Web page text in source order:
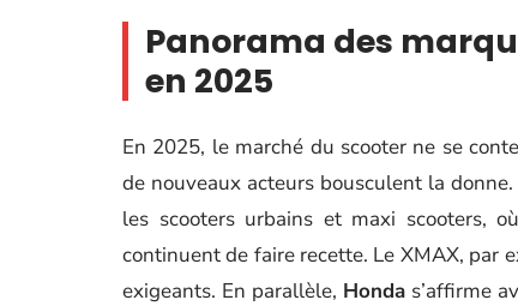
Panorama des
en 2025
En 2025, le marché du scooter ne se
de nouveaux acteurs bousculent la
les scooters urbains et maxi scooters,
continuent de faire recette. Le XMAX, par
exigeants. En parallèle, Honda s’affirme